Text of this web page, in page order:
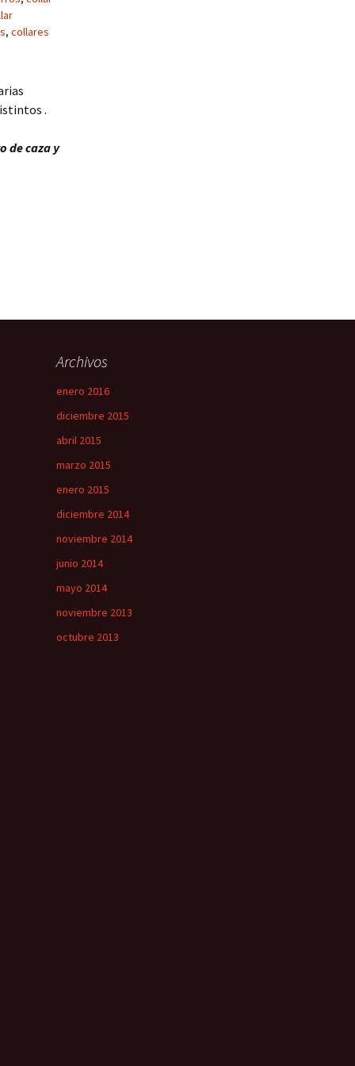
, collares
.
de caza y
Archivos
enero 2016
diciembre 2015
abril 2015
marzo 2015
enero 2015
diciembre 2014
noviembre 2014
junio 2014
mayo 2014
noviembre 2013
octubre 2013